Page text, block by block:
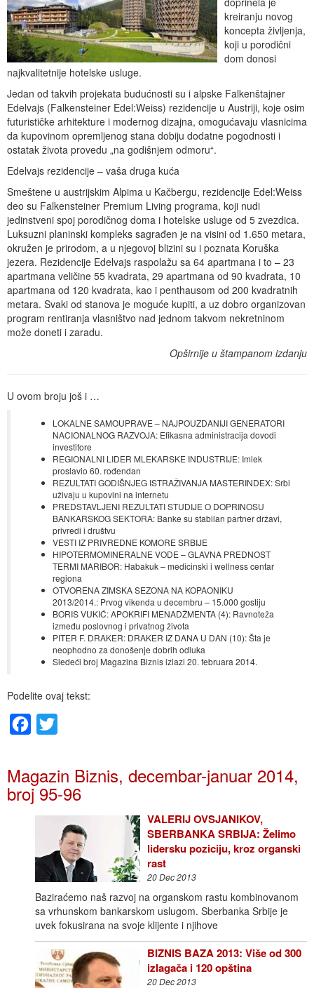
kreiranju novog
koncepta življenja,
koji u porodični
dom donosi
najkvalitetnije hotelske usluge.
Jedan od takvih projekata budućnosti su i alpske Falkenštajner
Edelvajs (Falkensteiner Edel:Weiss) rezidencije u Austriji, koje osim
futurističke arhitekture i modernog dizajna, omogućavaju vlasnicima
da kupovinom opremljenog stana dobiju dodatne pogodnosti i
ostatak života provedu „na godišnjem odmoru“.
Edelvajs rezidencije – vaša druga kuća
Smeštene u austrijskim Alpima u Kačbergu, rezidencije Edel:Weiss
deo su Falkensteiner Premium Living programa, koji nudi
jedinstveni spoj porodičnog doma i hotelske usluge od 5 zvezdica.
Luksuzni planinski kompleks sagrađen je na visini od 1.650 metara,
okružen je prirodom, a u njegovoj blizini su i poznata Koruška
jezera. Rezidencije Edelvajs raspolažu sa 64 apartmana i to – 23
apartmana veličine 55 kvadrata, 29 apartmana od 90 kvadrata, 10
apartmana od 120 kvadrata, kao i penthausom od 200 kvadratnih
metara. Svaki od stanova je moguće kupiti, a uz dobro organizovan
program rentiranja vlasništvo nad jednom takvom nekretninom
može doneti i zaradu.
Opširnije u štampanom izdanju
U ovom broju još i …
LOKALNE SAMOUPRAVE – NAJPOUZDANIJI GENERATORI
NACIONALNOG RAZVOJA: Efikasna administracija dovodi
investitore
REGIONALNI LIDER MLEKARSKE INDUSTRIJE: Imlek
proslavio 60. rođendan
REZULTATI GODIŠNJEG ISTRAŽIVANJA MASTERINDEX: Srbi
uživaju u kupovini na internetu
PREDSTAVLJENI REZULTATI STUDIJE O DOPRINOSU
BANKARSKOG SEKTORA: Banke su stabilan partner državi,
privredi i društvu
VESTI IZ PRIVREDNE KOMORE SRBIJE
HIPOTERMOMINERALNE VODE – GLAVNA PREDNOST
TERMI MARIBOR: Habakuk – medicinski i wellness centar
regiona
OTVORENA ZIMSKA SEZONA NA KOPAONIKU
2013/2014.: Prvog vikenda u decembru – 15.000 gostiju
BORIS VUKIĆ: APOKRIFI MENADŽMENTA (4): Ravnoteža
između poslovnog i privatnog života
PITER F. DRAKER: DRAKER IZ DANA U DAN (10): Šta je
neophodno za donošenje dobrih odluka
Sledeći broj Magazina Biznis izlazi 20. februara 2014.
Podelite ovaj tekst:
Facebook
Magazin Biznis, decembar-januar 2014,
broj 95-96
VALERIJ OVSJANIKOV,
SBERBANKA SRBIJA: Želimo
lidersku poziciju, kroz organski
rast
20 Dec 2013
Baziraćemo naš razvoj na organskom rastu kombinovanom
sa vrhunskom bankarskom uslugom. Sberbanka Srbije je
uvek fokusirana na svoje klijente i njihove
BIZNIS BAZA 2013: Više od 300
izlagača i 120 opština
20 Dec 2013